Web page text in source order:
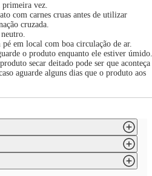
primeira vez.
com carnes cruas antes de utilizar
cruzada.
em local com boa circulação de ar.
o produto enquanto ele estiver úmido.
secar deitado pode ser que aconteça
aguarde alguns dias que o produto aos